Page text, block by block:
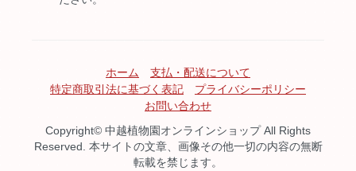
ホーム
支払・配送について
特定商取引法に基づく表記
プライバシーポリシー
お問い合わせ
Copyright© 中越植物園オンラインショップ All Rights
Reserved. 本サイトの文章、画像その他一切の内容の無断
転載を禁じます。